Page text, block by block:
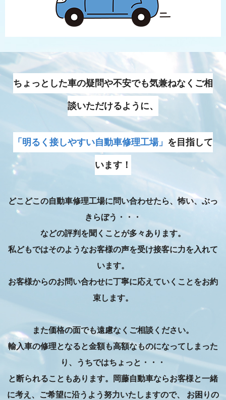
ちょっとした車の疑問や不安でも気兼ねなくご相
談いただけるように、
「明るく接しやすい自動車修理工場」 を目指して
います！
どこどこの自動車修理工場に問い合わせたら、怖い、ぶっ
きらぼう・・・
などの評判を聞くことが多々あります。
私どもではそのようなお客様の声を受け接客に力を入れて
います。
お客様からのお問い合わせに丁寧に応えていくことをお約
束します。
また価格の面でも遠慮なくご相談ください。
輸入車の修理となると金額も高額なものになってしまった
り、うちではちょっと・・・
と断られることもあります。岡藤自動車ならお客様と一緒
に考え、ご希望に沿うよう努力いたしますので、
お困りの